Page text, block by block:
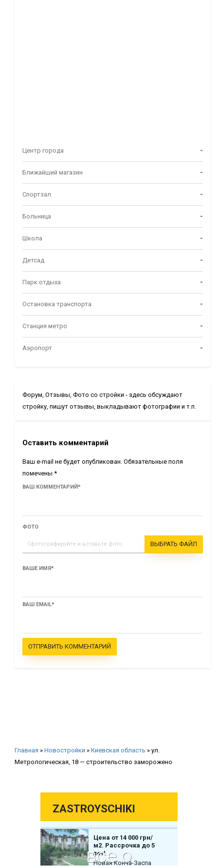
Центр города -
Ближайший магазин -
Спортзал -
Больница -
Школа -
Детсад -
Парк отдыха -
Остановка транспорта -
Станция метро -
Аэропорт -
Форум, Отзывы, Фото со стройки - здесь обсуждают
стройку, пишут отзывы, выкладывают фотографии и т.п.
Оставить комментарий
Ваш e-mail не будет опубликован. Обязательные поля
помечены *
ВАШ КОММЕНТАРИЙ*
ФОТО
ВЫБРАТЬ ФАЙЛ
Сфотографируйте и вставьте фото
ВАШЕ ИМЯ*
ВАШ EMAIL*
Главная » Новостройки » Киевская область » ул.
Метрологическая, 18 — строительство заморожено